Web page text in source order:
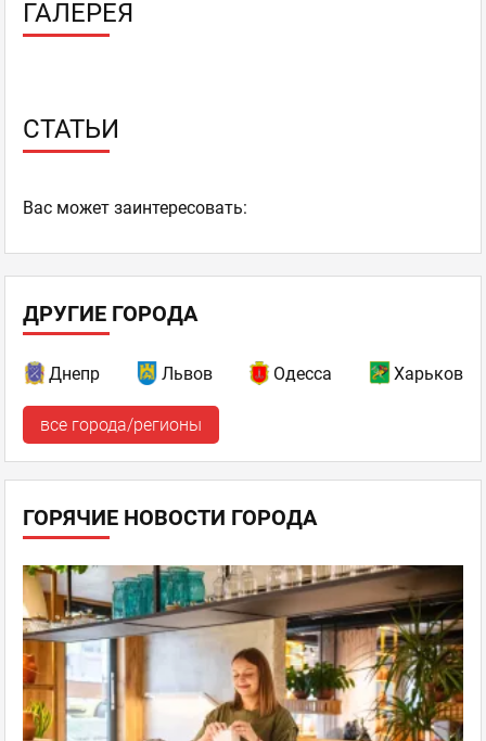
ГАЛЕРЕЯ
СТАТЬИ
Ваc может заинтересовать:
ДРУГИЕ ГОРОДА
Днепр Львов Одесса Харьков
все города/регионы
ГОРЯЧИЕ НОВОСТИ ГОРОДА